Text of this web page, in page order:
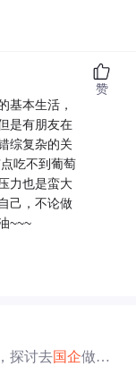
基本生活，
是有朋友在
综复杂的关
吃不到葡萄
力也是蛮大
己，不论做
~~~
赞
探讨去国企做测